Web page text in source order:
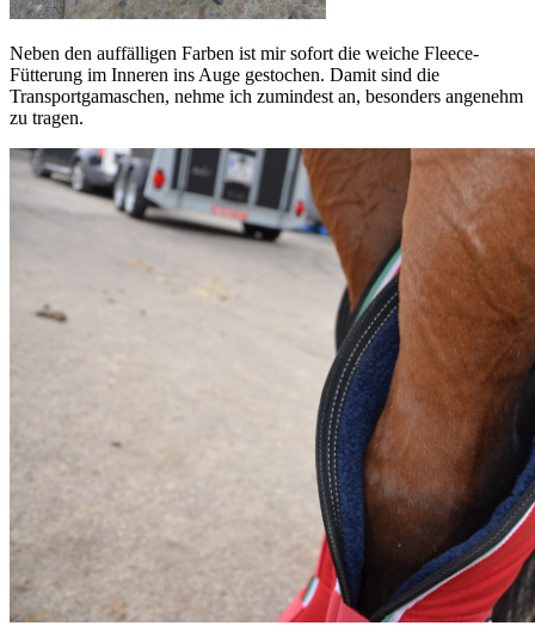
Neben den auffälligen Farben ist mir sofort die weiche Fleece-
Fütterung im Inneren ins Auge gestochen. Damit sind die
Transportgamaschen, nehme ich zumindest an, besonders angenehm
zu tragen.